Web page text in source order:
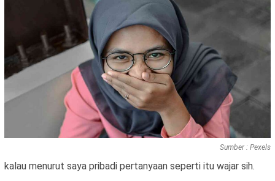
Sumber : Pexels
kalau menurut saya pribadi pertanyaan seperti itu wajar sih.